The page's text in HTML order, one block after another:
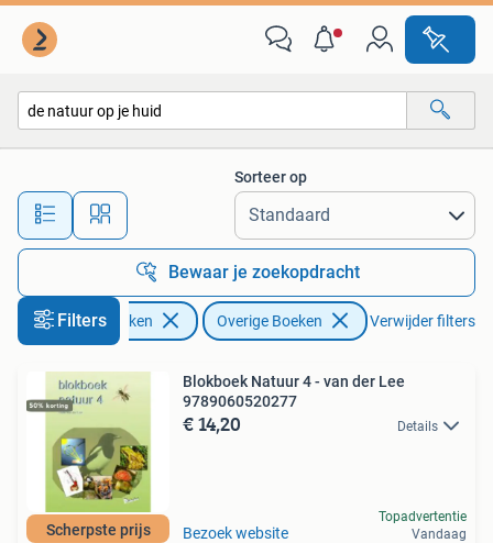
Alle afstanden…
Sorteer op
Bewaar je zoekopdracht
FiltersBoeken Overige Boeken Verwijder filters
Scherpste prijs
Blokboek Natuur 4 - van der Lee
9789060520277
€ 14,20 Details
Bezoek website
Topadvertentie
Vandaag